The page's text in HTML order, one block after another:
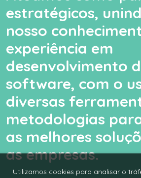
estratégicos,
nosso
experiência em
desenvolvimento
software, com o
diversas
metodologias
as melhores
as empresas.
Utilizamos cookies para analisar o